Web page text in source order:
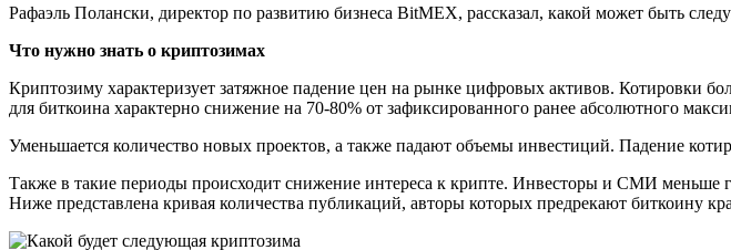
Рафаэль Полански, директор по развитию бизнеса BitMEX, рассказал, какой может быть
Что нужно знать о криптозимах
Криптозиму характеризует затяжное падение цен на рынке цифровых активов. Котировки
для биткоина характерно снижение на 70-80% от зафиксированного ранее абсолютного
Уменьшается количество новых проектов, а также падают объемы инвестиций. Падение
Также в такие периоды происходит снижение интереса к крипте. Инвесторы и СМИ меньше
Ниже представлена кривая количества публикаций, авторы которых предрекают биткоину